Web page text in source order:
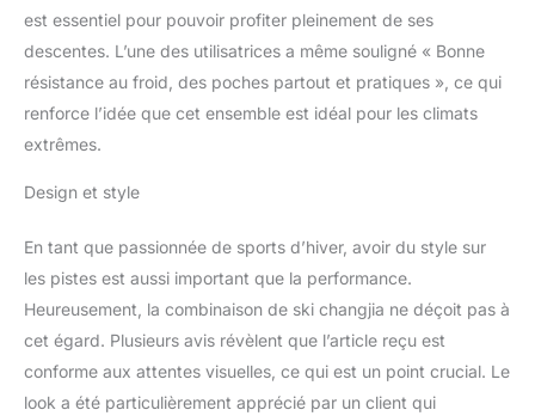
pour hommes sont
fabriquées en tissu
technique durable,
doublure respirante,
remplie d'imitation de
du ski. IMPERMÉABLE :
cette combinaison de ski
utilise un tissu de film
imperméable
microporeux fabriqué à
partir de matériaux
moléculaires, plus petit
est essentiel pour pouvoir profiter pleinement de ses
descentes. L’une des utilisatrices a même souligné « Bonne
résistance au froid, des poches partout et pratiques », ce qui
renforce l’idée que cet ensemble est idéal pour les climats
extrêmes.
Design et style
En tant que passionnée de sports d’hiver, avoir du style sur
les pistes est aussi important que la performance.
Heureusement, la combinaison de ski changjia ne déçoit pas à
cet égard. Plusieurs avis révèlent que l’article reçu est
conforme aux attentes visuelles, ce qui est un point crucial. Le
look a été particulièrement apprécié par un client qui